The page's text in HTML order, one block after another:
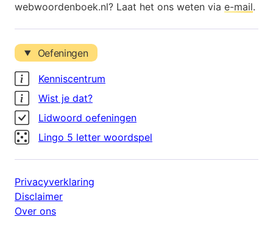
webwoordenboek.nl? Laat het ons weten via e-mail.
Oefeningen
Kenniscentrum
Wist je dat?
Lidwoord oefeningen
Lingo 5 letter woordspel
Privacyverklaring
Disclaimer
Over ons